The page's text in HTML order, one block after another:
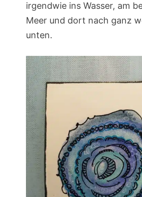
irgendwie ins Wasser, am
Meer und dort nach ganz
unten.